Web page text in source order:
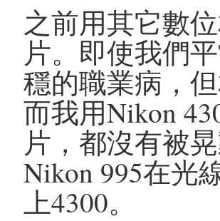
之前用其它數
片。即使我們
穩的職業病，
而我用Nikon
片，都沒有被
Nikon 995在光
上4300。